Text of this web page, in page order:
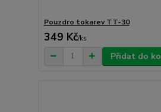
Pouzdro tokarev TT-30
349 Kč/ks
Přidat do